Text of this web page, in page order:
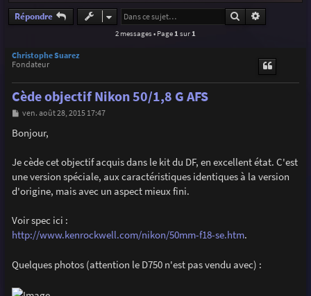
Répondre Rechercher
2 messages • Page 1 sur 1
Christophe Suarez
Fondateur
Cède objectif Nikon 50/1,8 G AFS
M
s
s
e
ven. août 28, 2015 17:47
Bonjour,
Je cède cet objectif acquis dans le kit du DF, en excellent état. C'est
une version spéciale, aux caractéristiques identiques à la version
d'origine, mais avec un aspect mieux fini.
Voir spec ici :
http://www.kenrockwell.com/nikon/50mm-f18-se.htm.
Quelques photos (attention le D750 n'est pas vendu avec) :